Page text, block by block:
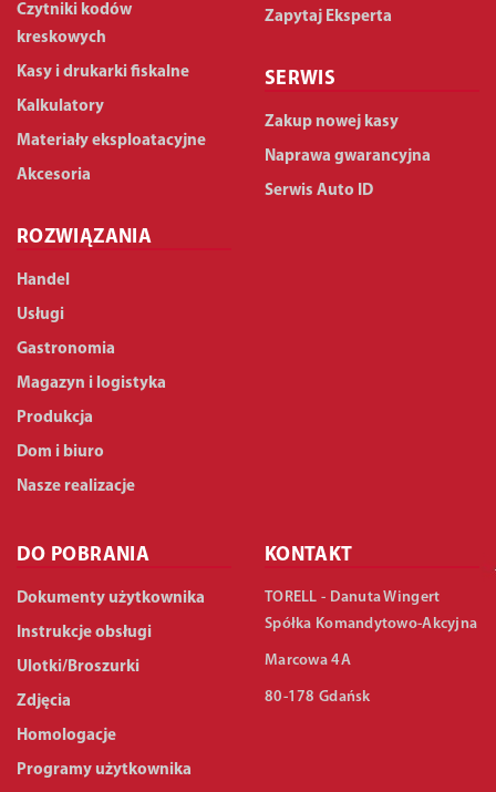
Czytniki kodów
kreskowych
Kasy i drukarki fiskalne
Kalkulatory
Materiały eksploatacyjne
Akcesoria
ROZWIĄZANIA
Handel
Usługi
Gastronomia
Magazyn i logistyka
Produkcja
Dom i biuro
Nasze realizacje
Zapytaj Eksperta
SERWIS
Zakup nowej kasy
Naprawa gwarancyjna
Serwis Auto ID
DO POBRANIA
Dokumenty użytkownika
Instrukcje obsługi
Ulotki/Broszurki
Zdjęcia
Homologacje
Programy użytkownika
KONTAKT
TORELL - Danuta Wingert
Spółka Komandytowo-Akcyjna
Marcowa 4A
80-178 Gdańsk